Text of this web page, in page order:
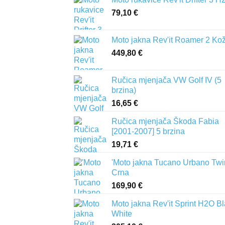
79,10 €
Moto jakna Rev'it Roamer 2
449,80 €
Ručica mjenjača VW Golf IV (5
brzina)
16,65 €
Ručica mjenjača Škoda Fabia
[2001-2007] 5 brzina
19,71 €
'Moto jakna Tucano Urbano
Crna
169,90 €
Moto jakna Rev'it Sprint H2O
White